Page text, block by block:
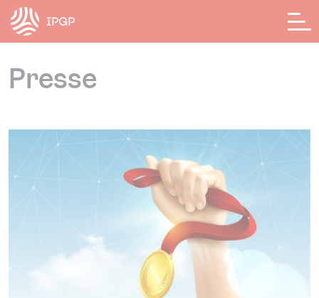
Presse
Panneau de gestion des cookies